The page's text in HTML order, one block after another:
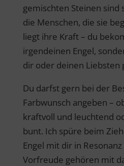
gemischten Steinen sind
die Menschen, die sie
liegt ihre Kraft – du
irgendeinen Engel,
dir oder deinen Liebsten
Du darfst gern bei der
Farbwunsch angeben –
kraftvoll und leuchtend
bunt. Ich spüre beim
Engel mit dir in
Vorfreude gehören mit